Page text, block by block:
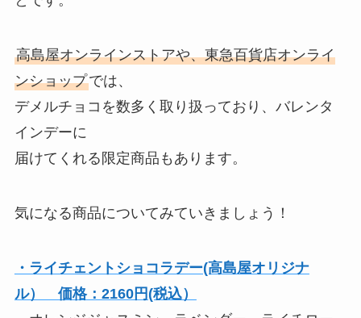
高島屋オンラインストアや、東急百貨店オンライ
ンショップでは、
デメルチョコを数多く取り扱っており、バレンタ
インデーに
届けてくれる限定商品もあります。
気になる商品についてみていきましょう！
・ライチェントショコラデー(高島屋オリジナ
ル） 価格：2160円(税込）